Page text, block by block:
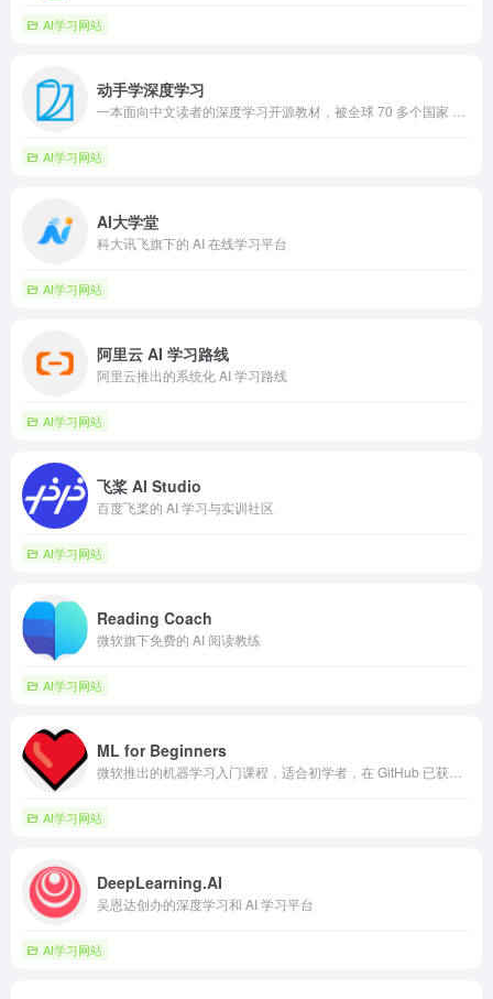
AI学习网站
动手学深度学习
AI学习网站
AI大学堂
科大讯飞旗下的 AI 在线学习平台
AI学习网站
阿里云 AI 学习路线
阿里云推出的系统化 AI 学习路线
AI学习网站
飞桨 AI Studio
百度飞桨的 AI 学习与实训社区
AI学习网站
Reading Coach
微软旗下免费的 AI 阅读教练
AI学习网站
ML for Beginners
AI学习网站
DeepLearning.AI
吴恩达创办的深度学习和 AI 学习平台
AI学习网站